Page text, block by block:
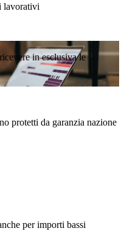
lavorativi
in esclusiva le
protetti da garanzia nazione
per importi bassi